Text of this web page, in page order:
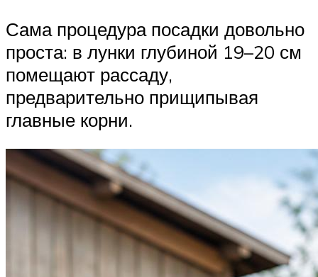
Сама процедура посадки довольно
проста: в лунки глубиной 19–20 см
помещают рассаду,
предварительно прищипывая
главные корни.